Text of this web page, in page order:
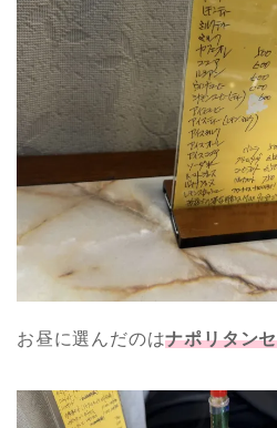
お昼に選んだのはナポリタン